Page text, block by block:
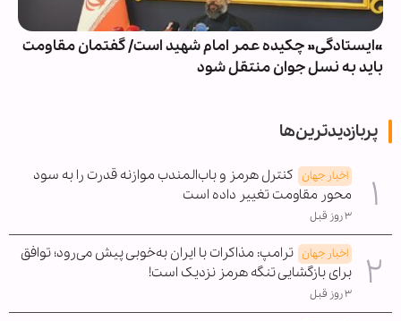
«ایستادگی» چکیده عمر امام شهید است/ گفتمان مقاومت
باید به نسل جوان منتقل شود
پربازدیدترین‌ها
اخبار جهان کنترل هرمز و باب‌المندب موازنه قدرت را به سود
محور مقاومت تغییر داده است
۳ روز قبل
اخبار جهان ترامپ: مذاکرات با ایران به‌خوبی پیش می‌رود؛ توافق
برای بازگشایی تنگه هرمز نزدیک است!
۳ روز قبل